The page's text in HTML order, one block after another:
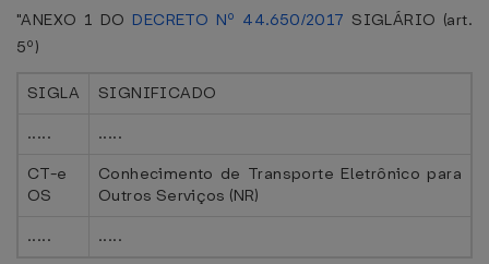
"ANEXO 1 DO DECRETO Nº 44.650/2017 SIGLÁRIO (art.
5º)
SIGLA
SIGNIFICADO
.....
.....
CT-e
OS
Conhecimento de Transporte Eletrônico para
Outros Serviços (NR)
.....
.....